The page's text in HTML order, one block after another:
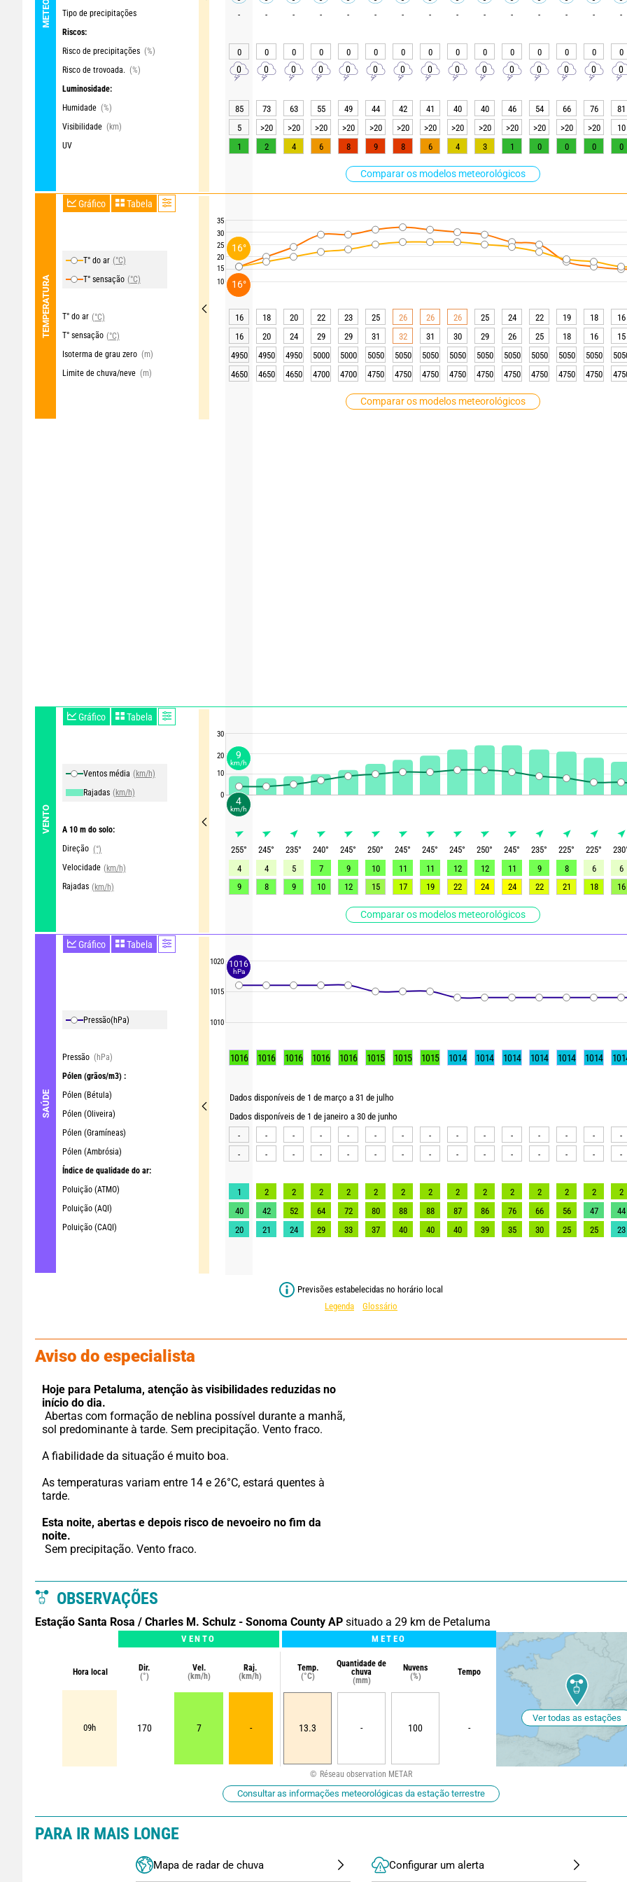
Tipo de precipitações
Riscos:
Risco de precipitações (%)
Risco de trovoada. (%)
Luminosidade:
Humidade (%)
Visibilidade (km)
UV
Comparar os modelos meteorológicos
TEMPERATURA
Gráfico Tabela
T° do ar (°C)
T° sensação (°C)
T° do ar (°C)
T° sensação (°C)
Isoterma de grau zero (m)
Limite de chuva/neve (m)
Comparar os modelos meteorológicos
VENTO
Gráfico Tabela
Ventos média (km/h)
Rajadas (km/h)
A 10 m do solo:
Direção (°)
Velocidade (km/h)
Rajadas (km/h)
Comparar os modelos meteorológicos
SAÚDE
Gráfico Tabela
Pressão(hPa)
Pressão (hPa)
Pólen (grãos/m3) :
Pólen (Bétula)
Pólen (Oliveira)
Pólen (Gramíneas)
Pólen (Ambrósia)
Índice de qualidade do ar:
Poluição (ATMO)
Poluição (AQI)
Poluição (CAQI)
35
30
25
20
15
10
30
20
10
0
1020
1015
1010
- - - - - - - - - - - - - - -
0 0 0 0 0 0 0 0 0 0 0 0 0 0 0
0 0 0 0 0 0 0 0 0 0 0 0 0 0 0
85 73 63 55 49 44 42 41 40 40 46 54 66 76 81
5
>20 >20 >20 >20 >20 >20 >20 >20 >20 >20 >20 >20 >20 10
1
2 4 6 8 9 8 6 4 3 1 0 0 0 0
16 18 20 22 23 25 26 26 26 25 24 22 19 18 16
16
20 24 29 29 31 32 31 30 29 26 25 18 16 15
4950
4950 4950 5000 5000 5050 5050 5050 5050 5050 5050 5050 5050 5050
4650
4650 4650 4700 4700 4750 4750 4750 4750 4750 4750 4750 4750 4750
255° 245° 235° 240° 245° 250° 245° 245° 245° 250° 245° 235° 225° 225° 230
4
4 5 7 9 10 11 11 12 12 11 9 8 6 6
9
8 9 10 12 15 17 19 22 24 24 22 21 18 16
1016 1016 1016 1016 1016 1015 1015 1015 1014 1014 1014 1014 1014 1014
Dados disponíveis de 1 de março a 31 de julho
Dados disponíveis de 1 de janeiro a 30 de junho
-
- - - - - - - - - - - - - -
-
- - - - - - - - - - - - - -
1 2 2 2 2 2 2 2 2 2 2 2 2 2 2
40
42 52 64 72 80 88 88 87 86 76 66 56 47 44
20
21 24 29 33 37 40 40 40 39 35 30 25 25 23
Previsões estabelecidas no horário local
Legenda
Glossário
Aviso do especialista
Hoje para Petaluma, atenção às visibilidades reduzidas no
início do dia.
sol predominante à tarde. Sem precipitação. Vento fraco.
A fiabilidade da situação é muito boa.
As temperaturas variam entre 14 e 26°C, estará quentes à
tarde.
Esta noite, abertas e depois risco de nevoeiro no fim da
noite.
Sem precipitação. Vento fraco.
OBSERVAÇÕES
Estação Santa Rosa / Charles M. Schulz - Sonoma County AP situado a 29 km de Petaluma
VENTO METEO
Hora local
Dir.
(°)
Vel.
(km/h)
Raj.
(km/h)
Temp.
(°C)
Quantidade de
chuva
(mm)
Nuvens
(%)
Tempo
09h 170 7 - 13.3 - 100 -
Ver todas as estações
Réseau observation METAR
Consultar as informações meteorológicas da estação terrestre
PARA IR MAIS LONGE
Mapa de radar de chuva Configurar um alerta
4
km/h
9
km/h
16°
16°
1016
hPa